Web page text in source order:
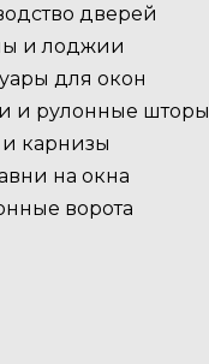
дверей
и лоджии
для окон
и рулонные шторы
карнизы
на окна
ворота